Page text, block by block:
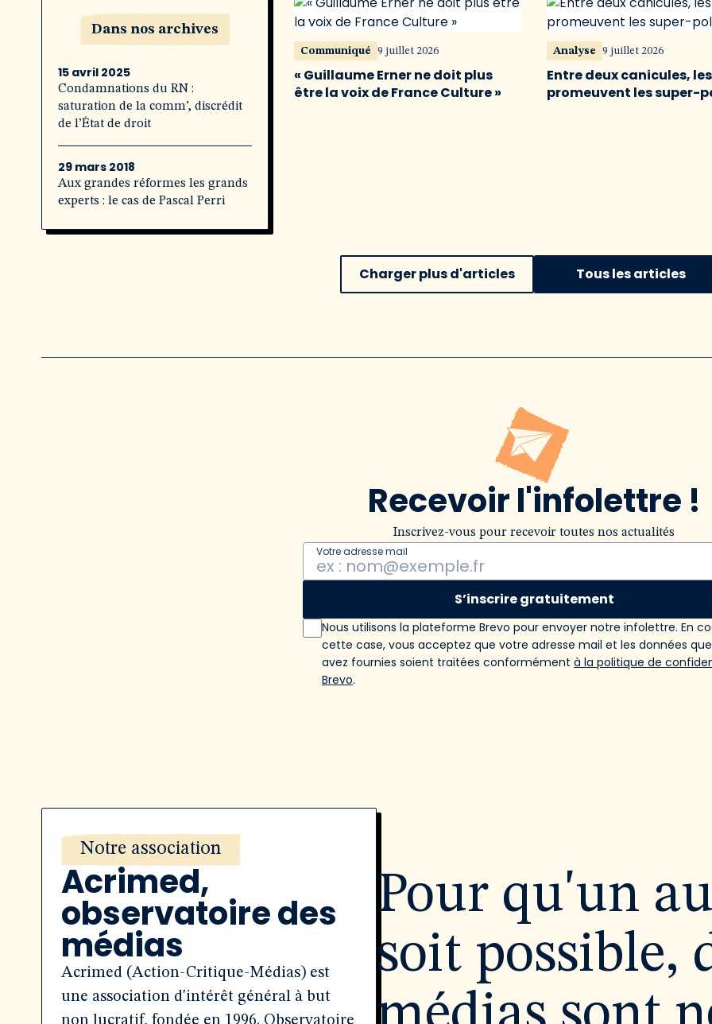
Dans nos archives
15 avril 2025
Condamnations du RN :
saturation de la comm’, discrédit
de l’État de droit
29 mars 2018
Aux grandes réformes les grands
experts : le cas de Pascal Perri
Communiqué 9 juillet 2026
« Guillaume Erner ne doit plus
être la voix de France Culture »
Analyse 9 juillet 2026
Entre deux canicules,
promeuvent les super-
Charger plus d'articles Tous les articles
Recevoir l'infolettre !
Inscrivez-vous pour recevoir toutes nos actualités
Votre adresse mail
S’inscrire gratuitement
Nous utilisons la plateforme Brevo pour envoyer notre infolettre. En
cette case, vous acceptez que votre adresse mail et les données
avez fournies soient traitées conformément à la politique de
Brevo.
Notre association
Acrimed,
observatoire des
médias
Acrimed (Action-Critique-Médias) est
une association d'intérêt général à but
non lucratif, fondée en 1996. Observatoire
Pour qu'un
soit possible,